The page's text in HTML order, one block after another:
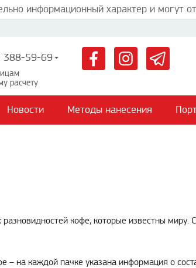
информационный характер и могут
388-59-69
расчету
Новости Методы нанесения
кофе, которые известны
– на каждой пачке указана информация о